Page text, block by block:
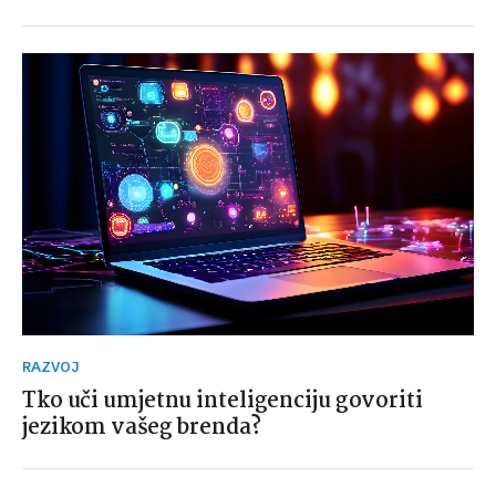
RAZVOJ
Tko uči umjetnu inteligenciju govoriti
jezikom vašeg brenda?